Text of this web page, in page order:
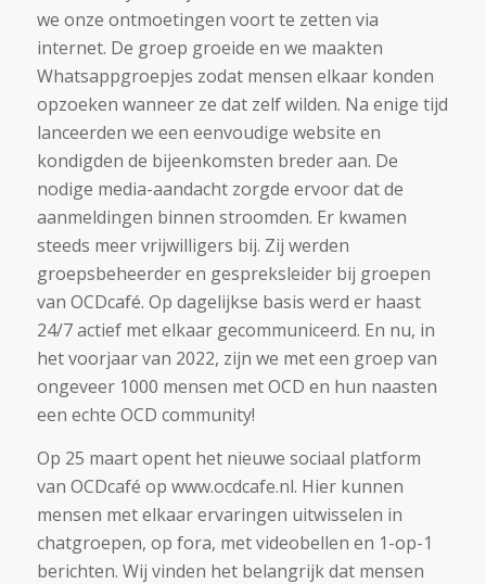
we onze ontmoetingen voort te zetten via
internet. De groep groeide en we maakten
Whatsappgroepjes zodat mensen elkaar konden
opzoeken wanneer ze dat zelf wilden. Na enige tijd
lanceerden we een eenvoudige website en
kondigden de bijeenkomsten breder aan. De
nodige media-aandacht zorgde ervoor dat de
aanmeldingen binnen stroomden. Er kwamen
steeds meer vrijwilligers bij. Zij werden
groepsbeheerder en gespreksleider bij groepen
van OCDcafé. Op dagelijkse basis werd er haast
24/7 actief met elkaar gecommuniceerd. En nu, in
het voorjaar van 2022, zijn we met een groep van
ongeveer 1000 mensen met OCD en hun naasten
een echte OCD community!
Op 25 maart opent het nieuwe sociaal platform
van OCDcafé op www.ocdcafe.nl. Hier kunnen
mensen met elkaar ervaringen uitwisselen in
chatgroepen, op fora, met videobellen en 1-op-1
berichten. Wij vinden het belangrijk dat mensen